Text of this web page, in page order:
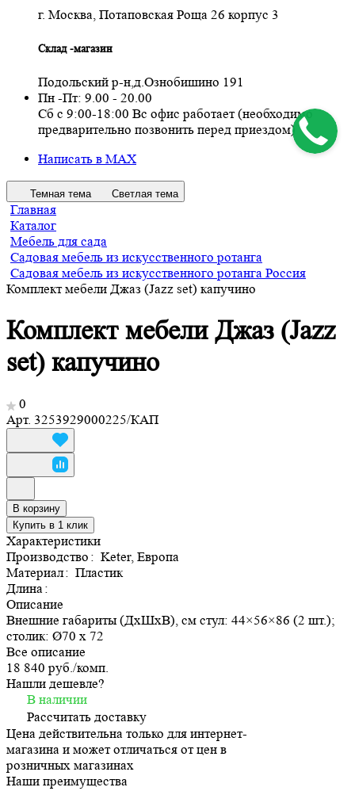
г. Москва, Потаповская Роща 26 корпус 3
Склад -магазин
Подольский р-н,д.Ознобишино 191
Пн -Пт: 9.00 - 20.00
Сб с 9:00-18:00 Вс офис работает (необходимо
предварительно позвонить перед приездом)
Написать в MAX
Темная тема Светлая тема
Главная
Каталог
Мебель для сада
Садовая мебель из искусственного ротанга
Садовая мебель из искусственного ротанга Россия
Комплект мебели Джаз (Jazz set) капучино
Комплект мебели Джаз (Jazz
set) капучино
0
Арт. 3253929000225/КАП
В корзину
Купить в 1 клик
Характеристики
Производство: Keter, Европа
Материал: Пластик
Длина:
Описание
Внешние габариты (ДхШхВ), см стул: 44×56×86 (2 шт.);
столик: Ø70 x 72
Все описание
18 840 руб./комп.
Нашли дешевле?
В наличии
Рассчитать доставку
Цена действительна только для интернет-
магазина и может отличаться от цен в
розничных магазинах
Наши преимущества